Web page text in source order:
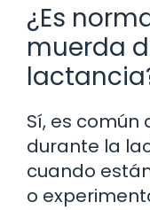
¿Es
muerda
Sí, es
durante la
cuando
o